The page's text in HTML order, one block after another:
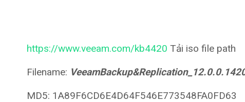
https://www.veeam.com/kb4420 Tải iso file path
Filename:
MD5: 1A89F6CD6E4D64F546E773548FA0FD63